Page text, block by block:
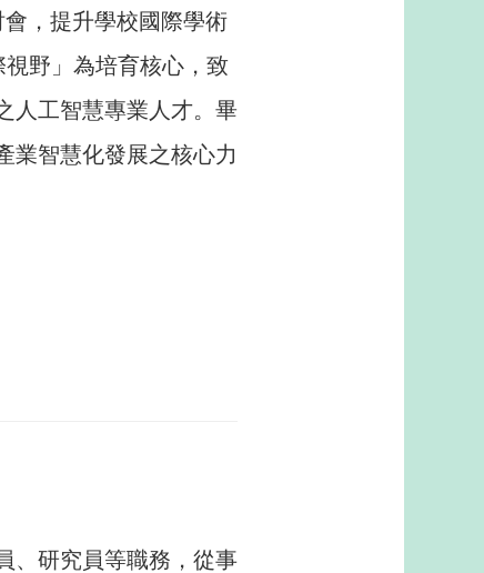
，提升學校國際學術
野」為培育核心，致
人工智慧專業人才。畢
業智慧化發展之核心力
、研究員等職務，從事